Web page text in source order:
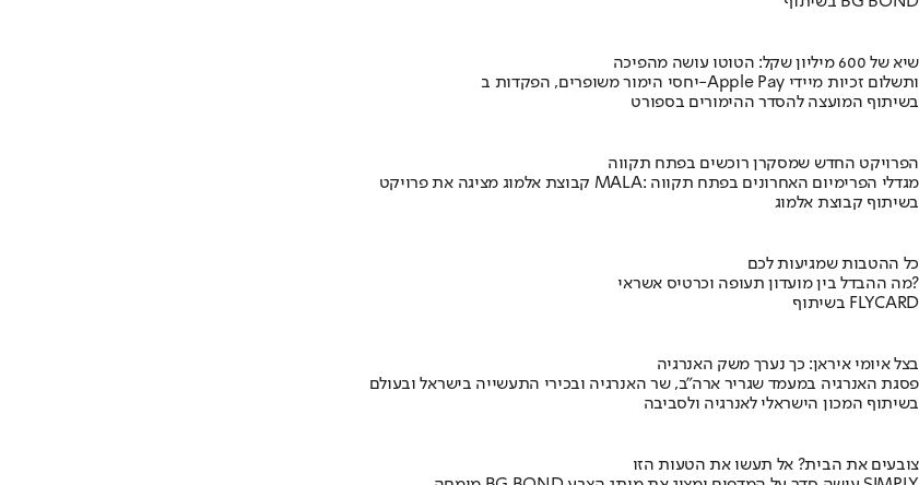
שיא של 600 מיליון שקל: הטוטו עושה מהפיכה
יחסי הימור משופרים, הפקדות ב-Apple Pay ותשלום זכיות מיידי
בשיתוף המועצה להסדר ההימורים בספורט
הפרויקט החדש שמסקרן רוכשים בפתח תקווה
קבוצת אלמוג מציגה את פרויקט MALA: מגדלי הפרימיום האחרונים בפתח תקווה
בשיתוף קבוצת אלמוג
כל ההטבות שמגיעות לכם
מה ההבדל בין מועדון תעופה וכרטיס אשראי?
בשיתוף FLYCARD
בצל איומי איראן: כך נערך משק האנרגיה
פסגת האנרגיה במעמד שגריר ארה"ב, שר האנרגיה ובכירי התעשייה בישראל ובעולם
בשיתוף המכון הישראלי לאנרגיה ולסביבה
צובעים את הבית? אל תעשו את הטעות הזו